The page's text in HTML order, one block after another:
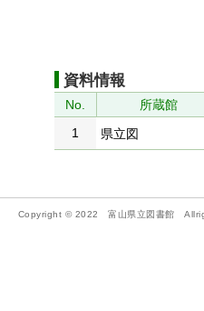
資料情報
No. 所蔵館
1
県立図
Copyright © 2022 富山県立図書館